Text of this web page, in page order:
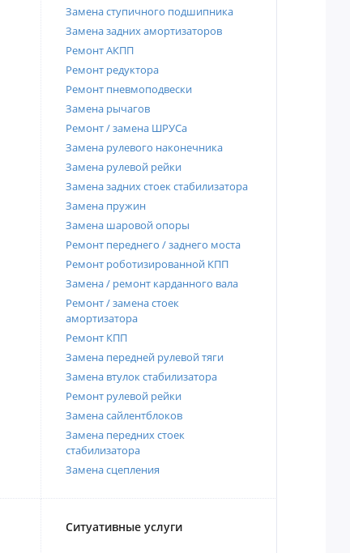
Замена ступичного подшипника
Замена задних амортизаторов
Ремонт АКПП
Ремонт редуктора
Ремонт пневмоподвески
Замена рычагов
Ремонт / замена ШРУСа
Замена рулевого наконечника
Замена рулевой рейки
Замена задних стоек стабилизатора
Замена пружин
Замена шаровой опоры
Ремонт переднего / заднего моста
Ремонт роботизированной КПП
Замена / ремонт карданного вала
Ремонт / замена стоек
амортизатора
Ремонт КПП
Замена передней рулевой тяги
Замена втулок стабилизатора
Ремонт рулевой рейки
Замена сайлентблоков
Замена передних стоек
стабилизатора
Замена сцепления
Ситуативные услуги